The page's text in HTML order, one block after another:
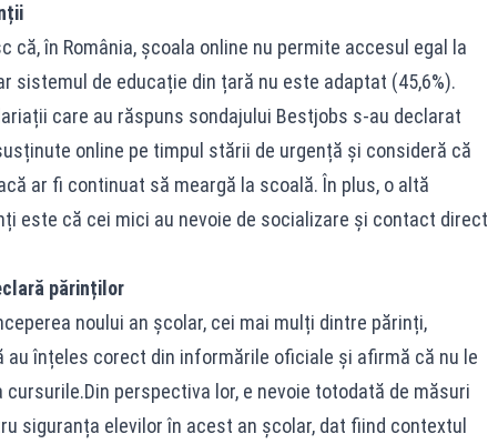
că, în România, școala online nu permite accesul egal la
sistemul de educație din țară nu este adaptat (45,6%).
care au răspuns sondajului Bestjobs s-au declarat
online pe timpul stării de urgență și consideră că
ar fi continuat să meargă la scoală. În plus, o altă
este că cei mici au nevoie de socializare și contact direct
părinților
noului an școlar, cei mai mulți dintre părinți,
au înțeles corect din informările oficiale și afirmă că nu le
perspectiva lor, e nevoie totodată de măsuri
siguranța elevilor în acest an școlar, dat fiind contextul